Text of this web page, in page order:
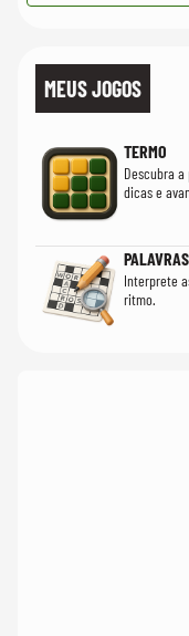
MEUS JOGOS
TERMO
Descubra
dicas e
Interprete
ritmo.